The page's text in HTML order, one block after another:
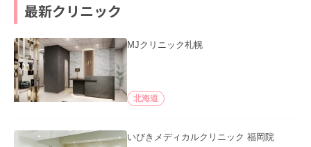
最新クリニック
MJクリニック札幌
北海道
いびきメディカルクリニック 福岡院